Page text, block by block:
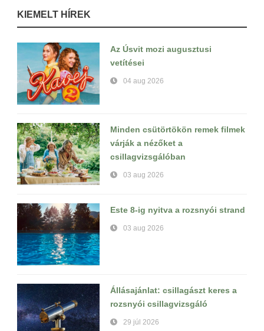
KIEMELT HÍREK
Az Úsvit mozi augusztusi
vetítései
04 aug 2026
Minden csütörtökön remek filmek
várják a nézőket a
csillagvizsgálóban
03 aug 2026
Este 8-ig nyitva a rozsnyói strand
03 aug 2026
Állásajánlat: csillagászt keres a
rozsnyói csillagvizsgáló
29 júl 2026